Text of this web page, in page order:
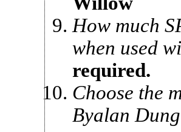
How much
when used
required.
Choose the
Byalan